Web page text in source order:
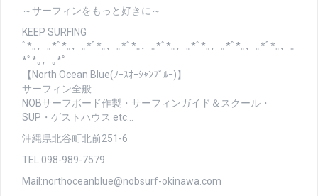
～サーフィンをもっと好きに～
KEEP SURFING
ﾟ*｡，｡*ﾟ*｡，｡*ﾟ*｡，｡*ﾟ*｡，｡*ﾟ*｡，｡*ﾟ*｡，｡*ﾟ*｡，｡*ﾟ*｡，｡
*ﾟ*｡，｡*ﾟ
【North Ocean Blue(ﾉｰｽｵｰｼｬﾝﾌﾞﾙｰ)】
サーフィン全般
NOBサーフボード作製・サーフィンガイド＆スクール・
SUP・ゲストハウス etc…
沖縄県北谷町北前251-6
TEL:098-989-7579
Mail:northoceanblue@nobsurf-okinawa.com